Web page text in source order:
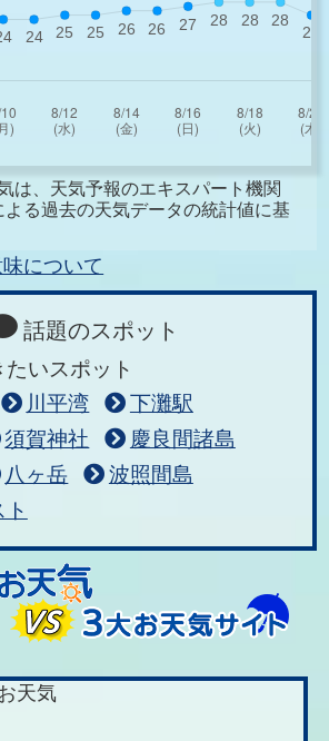
は、天気予報のエキスパート機関
よる過去の天気データの統計値に基
について
話題のスポット
いスポット
川平湾
下灘駅
須賀神社
慶良間諸島
八ヶ岳
波照間島
天気